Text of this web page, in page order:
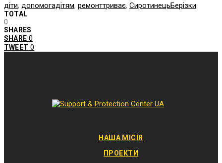
діти, допомогадітям, ремонттриває, СиротинецьБерізки
TOTAL
0
SHARES
SHARE 0
TWEET 0
НАША МІСІЯ
ПРОЕКТИ